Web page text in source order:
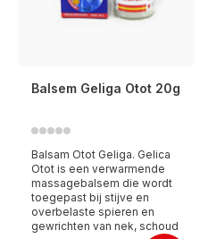
Balsem Geliga Otot 20g
Balsam Otot Geliga. Gelica
Otot is een verwarmende
massagebalsem die wordt
toegepast bij stijve en
overbelaste spieren en
gewrichten van nek, schoud